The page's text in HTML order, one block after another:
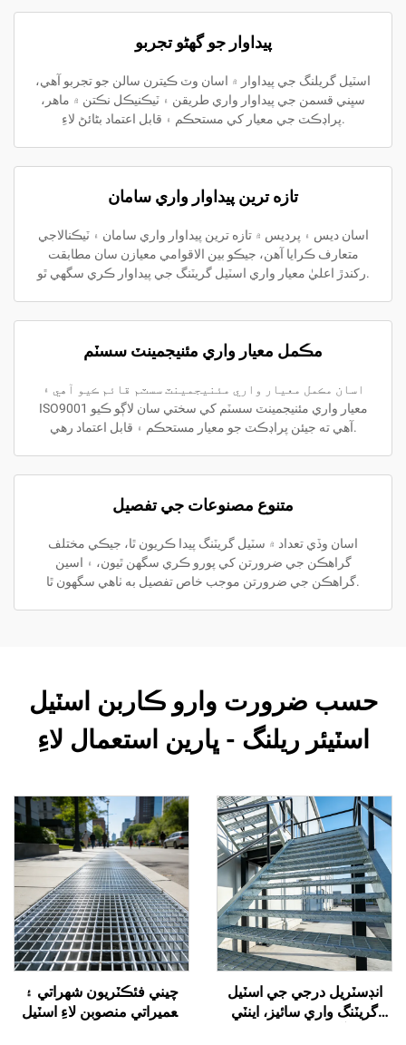
پيداوار جو گهڻو تجربو
اسٽيل گريلنگ جي پيداوار ۾ اسان وٽ ڪيترن سالن جو تجربو آهي،
سڀني قسمن جي پيداوار واري طريقن ۽ ٽيڪنيڪل نڪتن ۾ ماھر،
پراڊڪٽ جي معيار کي مستحڪم ۽ قابل اعتماد بڻائڻ لاءِ.
تازه ترين پيداوار واري سامان
اسان ديس ۽ پرديس ۾ تازه ترين پيداوار واري سامان ۽ ٽيڪنالاجي
متعارف ڪرايا آهن، جيڪو بين الاقوامي معيازن سان مطابقت
رکندڙ اعليٰ معيار واري اسٽيل گريٽنگ جي پيداوار ڪري سگهي ٿو.
مڪمل معيار واري مئنيجمينٽ سسٽم
اسان مڪمل معيار واري مئنيجمينٽ سسٽم قائم ڪيو آهي ۽
ISO9001 معيار واري مئنيجمينٽ سسٽم کي سختي سان لاڳو ڪيو
آهي ته جيئن پراڊڪٽ جو معيار مستحڪم ۽ قابل اعتماد رهي.
متنوع مصنوعات جي تفصيل
اسان وڏي تعداد ۾ سٽيل گريٽنگ پيدا ڪريون ٿا، جيڪي مختلف
گراهڪن جي ضرورتن کي پورو ڪري سگهن ٿيون، ۽ اسين
گراهڪن جي ضرورتن موجب خاص تفصيل به ٺاهي سگهون ٿا.
حسب ضرورت وارو ڪاربن اسٽيل
اسٽيئر ريلنگ - ڀارين استعمال لاءِ
چيني فئڪٽريون شهراتي ۽
تعميراتي منصوبن لاءِ اسٽيل
انڊسٽريل درجي جي اسٽيل
گريٽنگ واري سائيز، اينٽي